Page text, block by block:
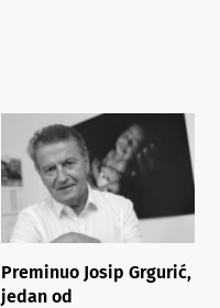
Preminuo Josip Grgurić,
jedan od